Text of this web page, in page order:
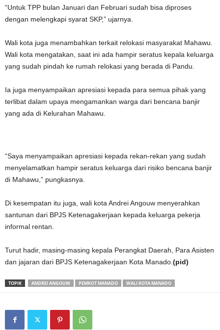
“Untuk TPP bulan Januari dan Februari sudah bisa diproses
dengan melengkapi syarat SKP,” ujarnya.
Wali kota juga menambahkan terkait relokasi masyarakat Mahawu.
Wali kota mengatakan, saat ini ada hampir seratus kepala keluarga
yang sudah pindah ke rumah relokasi yang berada di Pandu.
Ia juga menyampaikan apresiasi kepada para semua pihak yang
terlibat dalam upaya mengamankan warga dari bencana banjir
yang ada di Kelurahan Mahawu.
“Saya menyampaikan apresiasi kepada rekan-rekan yang sudah
menyelamatkan hampir seratus keluarga dari risiko bencana banjir
di Mahawu,” pungkasnya.
Di kesempatan itu juga, wali kota Andrei Angouw menyerahkan
santunan dari BPJS Ketenagakerjaan kepada keluarga pekerja
informal rentan.
Turut hadir, masing-masing kepala Perangkat Daerah, Para Asisten
dan jajaran dari BPJS Ketenagakerjaan Kota Manado. (pid)
TOPIK ANDREI ANGOUW PEMKOT MANADO WALI KOTA MANADO